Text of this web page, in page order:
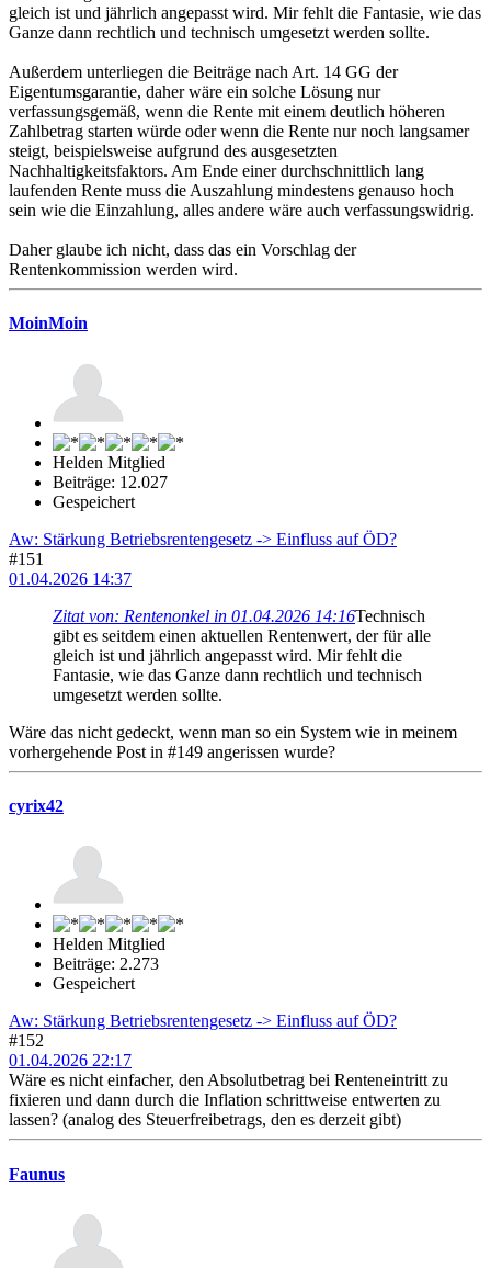
gleich ist und jährlich angepasst wird. Mir fehlt die Fantasie, wie das
Ganze dann rechtlich und technisch umgesetzt werden sollte.
Außerdem unterliegen die Beiträge nach Art. 14 GG der
Eigentumsgarantie, daher wäre ein solche Lösung nur
verfassungsgemäß, wenn die Rente mit einem deutlich höheren
Zahlbetrag starten würde oder wenn die Rente nur noch langsamer
steigt, beispielsweise aufgrund des ausgesetzten
Nachhaltigkeitsfaktors. Am Ende einer durchschnittlich lang
laufenden Rente muss die Auszahlung mindestens genauso hoch
sein wie die Einzahlung, alles andere wäre auch verfassungswidrig.
Daher glaube ich nicht, dass das ein Vorschlag der
Rentenkommission werden wird.
MoinMoin
Helden Mitglied
Beiträge: 12.027
Gespeichert
Aw: Stärkung Betriebsrentengesetz -> Einfluss auf ÖD?
#151
01.04.2026 14:37
Zitat von: Rentenonkel in 01.04.2026 14:16Technisch
gibt es seitdem einen aktuellen Rentenwert, der für alle
gleich ist und jährlich angepasst wird. Mir fehlt die
Fantasie, wie das Ganze dann rechtlich und technisch
umgesetzt werden sollte.
Wäre das nicht gedeckt, wenn man so ein System wie in meinem
vorhergehende Post in #149 angerissen wurde?
cyrix42
Helden Mitglied
Beiträge: 2.273
Gespeichert
Aw: Stärkung Betriebsrentengesetz -> Einfluss auf ÖD?
#152
01.04.2026 22:17
Wäre es nicht einfacher, den Absolutbetrag bei Renteneintritt zu
fixieren und dann durch die Inflation schrittweise entwerten zu
lassen? (analog des Steuerfreibetrags, den es derzeit gibt)
Faunus